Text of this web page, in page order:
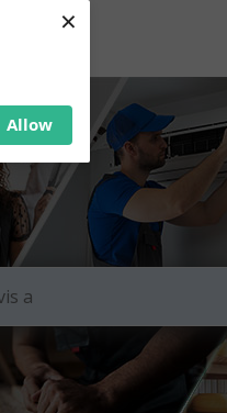
Allow
×